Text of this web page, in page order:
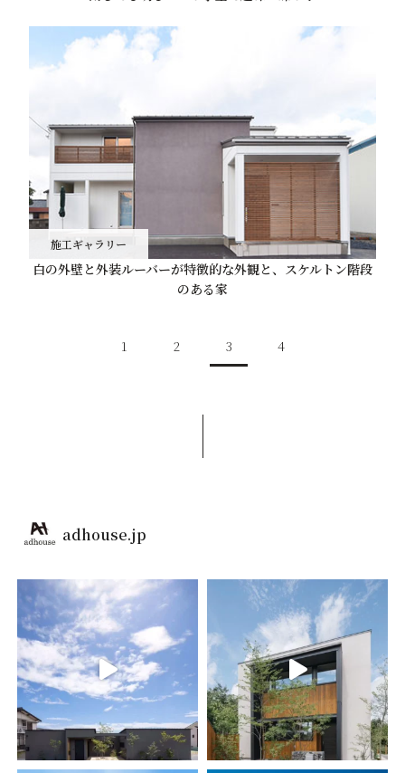
施工ギャラリー
白の外壁と外装ルーバーが特徴的な外観と、スケルトン階段
のある家
1 2 3 4
adhouse.jp